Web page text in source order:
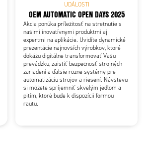
UDÁLOSTI
OEM AUTOMATIC OPEN DAYS 2025
Akcia ponúka príležitosť na stretnutie s
našimi inovatívnymi produktmi aj
expertmi na aplikácie. Uvidíte dynamické
prezentácie najnovších výrobkov, ktoré
dokážu digitálne transformovať Vašu
prevádzku, zaistiť bezpečnosť strojných
zariadení a ďalšie rôzne systémy pre
automatizáciu strojov a riešení. Návštevu
si môžete spríjemniť skvelým jedlom a
pitím, ktoré bude k dispozícii formou
rautu.